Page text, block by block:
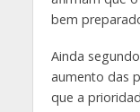
bem
Ainda
aumento das
que a